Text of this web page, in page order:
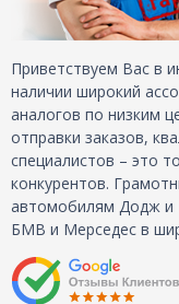
Приветствуем Вас в
наличии широкий
аналогов по низким
отправки заказов,
специалистов – это
конкурентов.
автомобилям Додж и
БМВ и Мерседес в